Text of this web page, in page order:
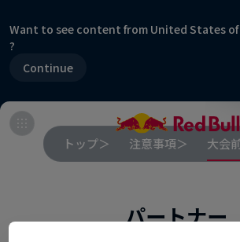
Want to see content from United States of
?
Continue
トップ＞ 注意事項＞ 大会
パートナー